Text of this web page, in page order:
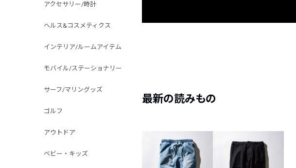
アクセサリー/時計
ヘルス&コスメティクス
インテリア/ルームアイテム
モバイル/ステーショナリー
サーフ/マリングッズ
ゴルフ
アウトドア
ベビー・キッズ
最新の読みもの